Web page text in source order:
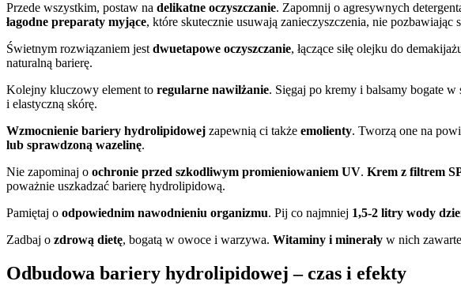
Przede wszystkim, postaw na delikatne oczyszczanie. Zapomnij o agresywnych
łagodne preparaty myjące, które skutecznie usuwają zanieczyszczenia, nie pozbawiając
Świetnym rozwiązaniem jest dwuetapowe oczyszczanie, łączące siłę olejku do
naturalną barierę.
Kolejny kluczowy element to regularne nawilżanie. Sięgaj po kremy i balsamy bogate
i elastyczną skórę.
Wzmocnienie bariery hydrolipidowej zapewnią ci także emolienty. Tworzą one na
lub sprawdzoną wazelinę.
Nie zapominaj o ochronie przed szkodliwym promieniowaniem UV. Krem z filtrem
poważnie uszkadzać barierę hydrolipidową.
Pamiętaj o odpowiednim nawodnieniu organizmu. Pij co najmniej 1,5-2 litry wody
Zadbaj o zdrową dietę, bogatą w owoce i warzywa. Witaminy i minerały w nich
Odbudowa bariery hydrolipidowej – czas i efekty